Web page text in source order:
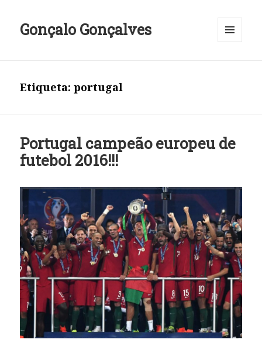
Gonçalo Gonçalves
Etiqueta:portugal
Portugal campeão europeu de
futebol 2016!!!